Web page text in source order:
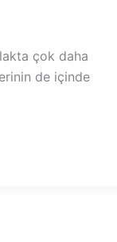
çok daha
de içinde